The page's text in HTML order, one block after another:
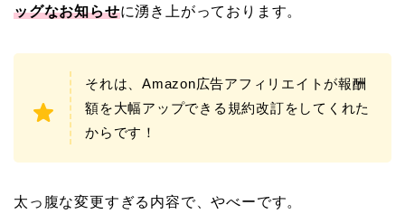
ッグなお知らせに湧き上がっております。
それは、Amazon広告アフィリエイトが報酬
額を大幅アップできる規約改訂をしてくれた
からです！
太っ腹な変更すぎる内容で、やべーです。